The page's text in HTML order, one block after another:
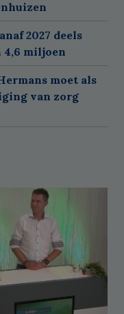
2027 deels
4,6 miljoen
moet als
van zorg